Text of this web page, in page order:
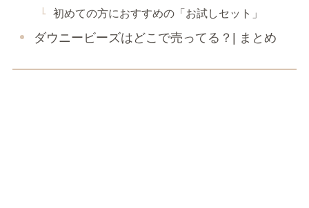
初めての方におすすめの「お試しセット」
ダウニービーズはどこで売ってる？| まとめ